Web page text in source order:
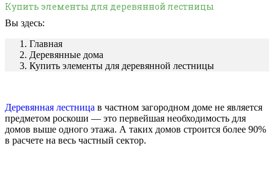
Купить элементы для деревянной лестницы
Вы здесь:
Главная
Деревянные дома
Купить элементы для деревянной лестницы
Деревянная лестница в частном загородном доме не является
предметом роскоши — это первейшая необходимость для
домов выше одного этажа. А таких домов строится более 90%
в расчете на весь частный сектор.